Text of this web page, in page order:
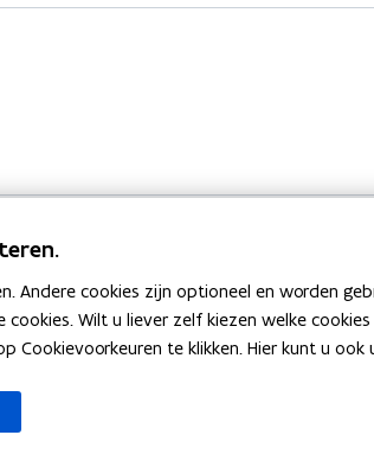
Bekijk ook
Andere cookies zijn optioneel en worden
Wilt u liever zelf kiezen welke
te klikken. Hier kunt u